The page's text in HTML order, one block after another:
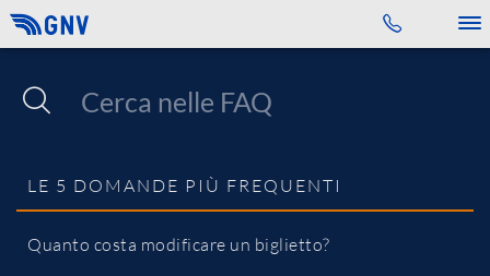
LE 5 DOMANDE PIÙ FREQUENTI
Quanto costa modificare un biglietto?